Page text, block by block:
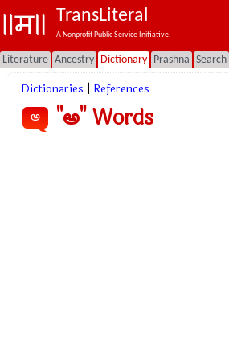
TransLiteral
A Nonprofit Public Service Initiative.
Literature Ancestry Dictionary Prashna Search
Dictionaries References
అ "అ" Words